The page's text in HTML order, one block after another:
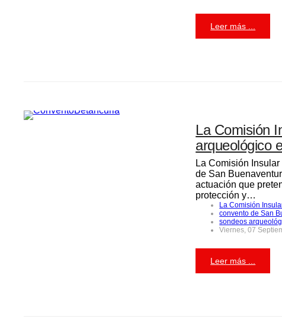
Leer más ...
La Comisión
arqueológico
La Comisión
de San
actuación que
protección y…
La Comisión
convento de San
sondeos
Viernes, 07
Leer más ...